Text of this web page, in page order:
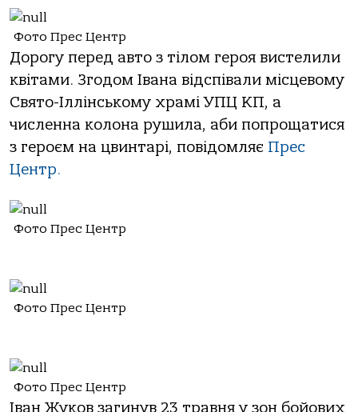
Фото Прес Центр
Дорогу перед авто з тілом героя вистелили
квітами. Згодом Івана відспівали місцевому
Свято-Іллінському храмі УПЦ КП, а
численна колона рушила, аби попрощатися
з героєм на цвинтарі, повідомляє Прес
Центр.
Фото Прес Центр
Фото Прес Центр
Фото Прес Центр
Іван Жуков загинув 23 травня у зон бойових